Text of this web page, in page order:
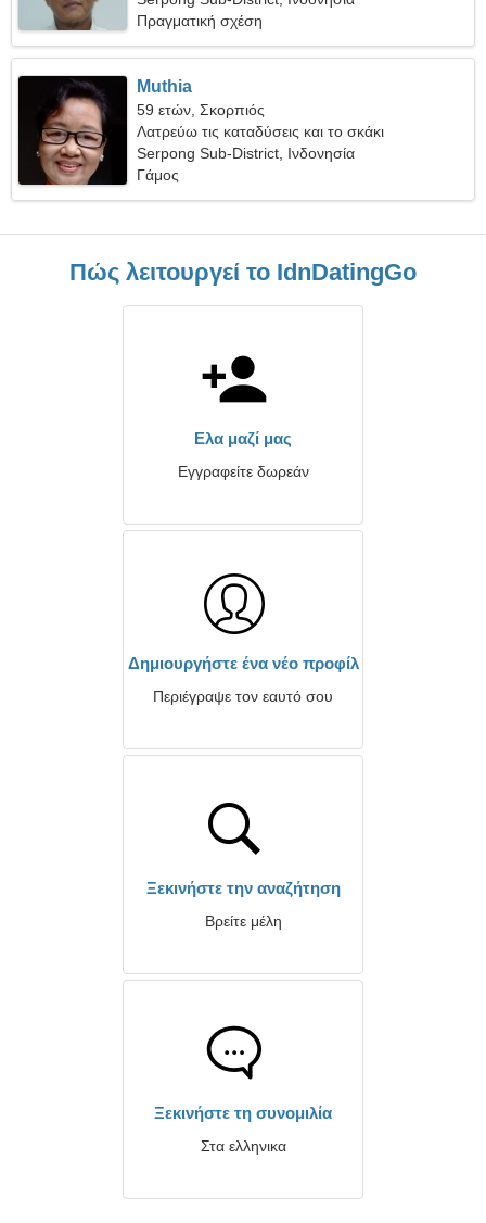
Πραγματική σχέση
Muthia
59 ετών, Σκορπιός
Λατρεύω τις καταδύσεις και το σκάκι
Serpong Sub-District, Ινδονησία
Γάμος
Πώς λειτουργεί το IdnDatingGo
Ελα μαζί μας
Εγγραφείτε δωρεάν
Δημιουργήστε ένα νέο προφίλ
Περιέγραψε τον εαυτό σου
Ξεκινήστε την αναζήτηση
Βρείτε μέλη
Ξεκινήστε τη συνομιλία
Στα ελληνικα